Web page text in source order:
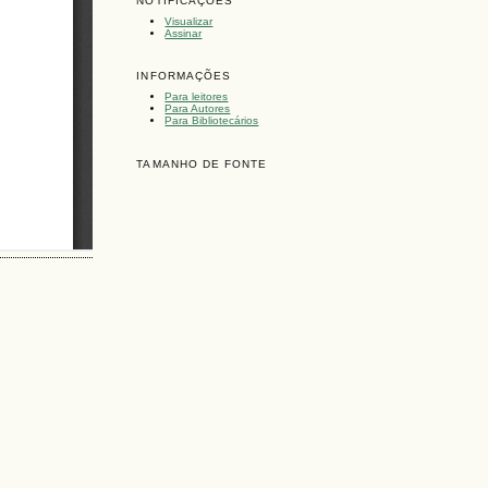
Visualizar
Assinar
INFORMAÇÕES
Para leitores
Para Autores
Para Bibliotecários
TAMANHO DE FONTE